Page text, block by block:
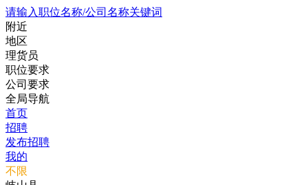
请输入职位名称/公司名称关键词
附近
地区
理货员
职位要求
公司要求
全局导航
首页
招聘
发布招聘
我的
不限